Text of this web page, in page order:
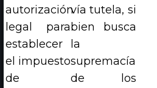
autorización
legal para
establecer
el impuesto
de
vía tutela, si
bien busca
la
supremacía
de los